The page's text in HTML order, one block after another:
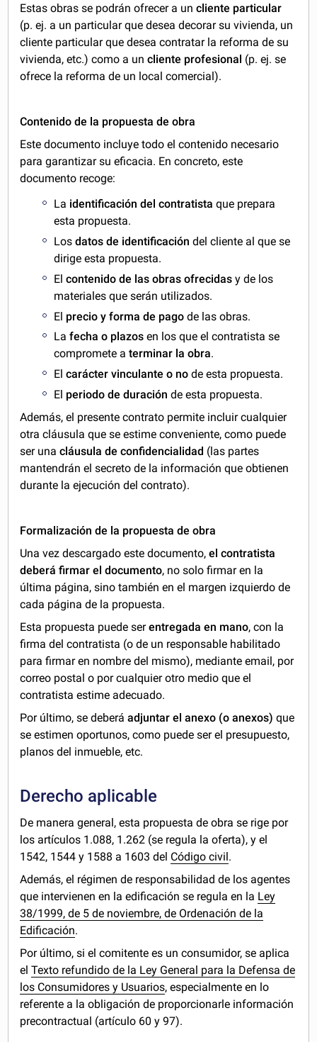
Estas obras se podrán ofrecer a uncliente particular
(p. ej. a un particular que desea decorar su vivienda, un
cliente particular que desea contratar la reforma de su
vivienda, etc.) como a uncliente profesional (p. ej. se
ofrece la reforma de un local comercial).
Contenido de la propuesta de obra
Este documento incluye todo el contenido necesario
para garantizar su eficacia. En concreto, este
documento recoge:
La identificación del contratistaque prepara
esta propuesta.
Los datos de identificación del cliente al que se
dirige esta propuesta.
El contenido de las obras ofrecidas y de los
materiales que serán utilizados.
El precio y forma de pagode las obras.
La fecha o plazosen los que el contratista se
compromete a terminar la obra.
El carácter vinculante o no de esta propuesta.
El periodo de duración de esta propuesta.
Además, el presente contrato permite incluir cualquier
otra cláusula que se estime conveniente, como puede
ser una cláusula de confidencialidad (las partes
mantendrán el secreto de la información que obtienen
durante la ejecución del contrato).
Formalización de la propuesta de obra
Una vez descargado este documento,el contratista
deberá firmar el documento, no solo firmar en la
última página, sino también en el margen izquierdo de
cada página de la propuesta.
Esta propuesta puede serentregada en mano, con la
firma del contratista (o de un responsable habilitado
para firmar en nombre del mismo), mediante email, por
correo postal o por cualquier otro medio que el
contratista estime adecuado.
Por último, se deberáadjuntar el anexo (o anexos) que
se estimen oportunos, como puede ser el presupuesto,
planos del inmueble, etc.
Derecho aplicable
De manera general, esta propuesta de obra se rige por
los artículos 1.088, 1.262 (se regula la oferta), y el
1542, 1544 y 1588 a 1603 del Código civil.
Además, el régimen de responsabilidad de los agentes
que intervienen en la edificación se regula en la Ley
38/1999, de 5 de noviembre, de Ordenación de la
Edificación.
Por último, si el comitente es un consumidor, se aplica
elTexto refundido de la Ley General para la Defensa de
los Consumidores y Usuarios, especialmente en lo
referente a la obligación de proporcionarle información
precontractual (artículo 60 y 97).